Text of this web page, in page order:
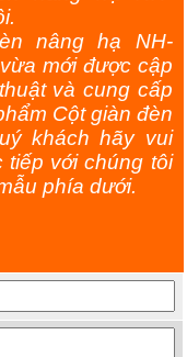
nâng hạ NH-
mới được cập
và cung cấp
Cột giàn đèn
khách hãy vui
tiếp với chúng tôi
phía dưới.